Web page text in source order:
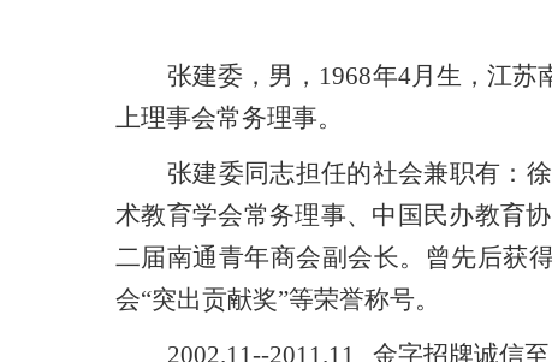
张建委，男， 1968年4月生，江
上理事会常务理事。
张建委同志担任的社会兼职有：
术教育学会常务理事、中国民办教育
二届南通青年商会副会长。曾先后获
会“突出贡献奖”等荣誉称号。
2002.11--2011.11 金字招牌诚信